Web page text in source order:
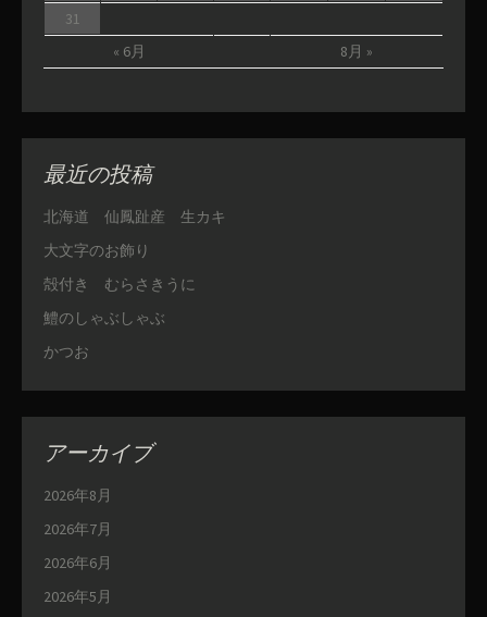
« 6月 8月 »
31
最近の投稿
北海道 仙鳳趾産 生カキ
大文字のお飾り
殻付き むらさきうに
鱧のしゃぶしゃぶ
かつお
アーカイブ
2026年8月
2026年7月
2026年6月
2026年5月